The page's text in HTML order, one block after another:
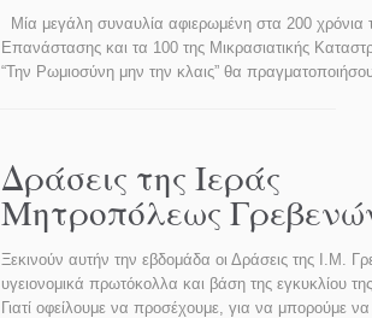
Μία μεγάλη συναυλία αφιερωμένη στα 200 χρόνια
Επανάστασης και τα 100 της Μικρασιατικής
“Την Ρωμιοσύνη μην την κλαις” θα
Δράσεις της Ιεράς
Μητροπόλεως
Ξεκινούν αυτήν την εβδομάδα οι Δράσεις της Ι.Μ.
υγειονομικά πρωτόκολλα και βάση της εγκυκλίου
Γιατί οφείλουμε να προσέχουμε, για να μπορούμε